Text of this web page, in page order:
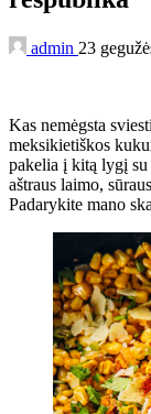
admin 23
Kas nemėgsta
meksikietiškos
pakelia į kitą lygį su
aštraus laimo,
Padarykite mano